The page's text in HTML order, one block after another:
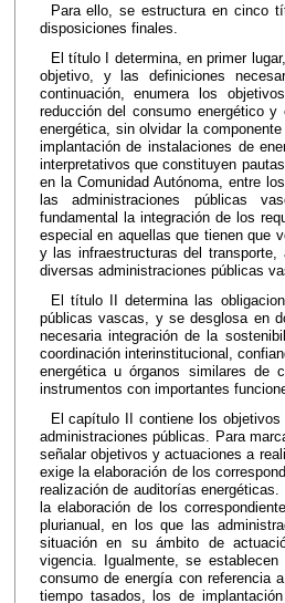
Para ello, se estructura en cinco
disposiciones finales.
El título I determina, en primer
objetivo, y las definiciones
continuación, enumera los
reducción del consumo energético
energética, sin olvidar la
implantación de instalaciones de
interpretativos que constituyen
en la Comunidad Autónoma, entre
las administraciones públicas
fundamental la integración de los
especial en aquellas que tienen que
y las infraestructuras del
diversas administraciones públicas
El título II determina las
públicas vascas, y se desglosa en
necesaria integración de la
coordinación interinstitucional,
energética u órganos similares de
instrumentos con importantes
El capítulo II contiene los
administraciones públicas. Para
señalar objetivos y actuaciones a
exige la elaboración de los
realización de auditorías
la elaboración de los
plurianual, en los que las
situación en su ámbito de
vigencia. Igualmente, se
consumo de energía con referencia
tiempo tasados, los de